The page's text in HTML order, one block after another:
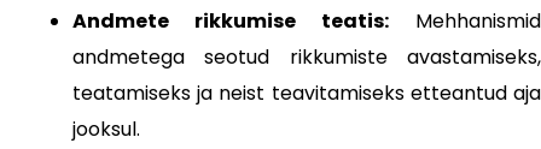
Andmete rikkumise teatis: Mehhanismid
andmetega seotud rikkumiste avastamiseks,
teatamiseks ja neist teavitamiseks etteantud aja
jooksul.